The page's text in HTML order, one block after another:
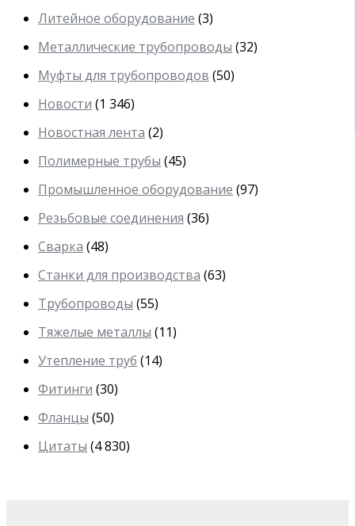
Литейное оборудование (3)
Металлические трубопроводы (32)
Муфты для трубопроводов (50)
Новости (1 346)
Новостная лента (2)
Полимерные трубы (45)
Промышленное оборудование (97)
Резьбовые соединения (36)
Сварка (48)
Станки для производства (63)
Трубопроводы (55)
Тяжелые металлы (11)
Утепление труб (14)
Фитинги (30)
Фланцы (50)
Цитаты (4 830)